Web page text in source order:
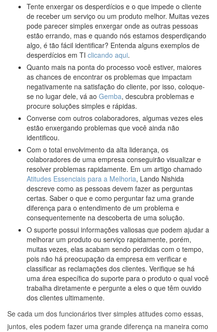
Tente enxergar os desperdícios e o que impede o cliente
de receber um serviço ou um produto melhor. Muitas vezes
pode parecer simples enxergar onde as outras pessoas
estão errando, mas e quando nós estamos desperdiçando
algo, é tão fácil identificar? Entenda alguns exemplos de
desperdícios em TI clicando aqui.
Quanto mais na ponta do processo você estiver, maiores
as chances de encontrar os problemas que impactam
negativamente na satisfação do cliente, por isso, coloque-
se no lugar dele, vá ao Gemba, descubra problemas e
procure soluções simples e rápidas.
Converse com outros colaboradores, algumas vezes eles
estão enxergando problemas que você ainda não
identificou.
Com o total envolvimento da alta liderança, os
colaboradores de uma empresa conseguirão visualizar e
resolver problemas rapidamente. Em um artigo chamado
Atitudes Essenciais para a Melhoria, Lando Nishida
descreve como as pessoas devem fazer as perguntas
certas. Saber o que e como perguntar faz uma grande
diferença para o entendimento de um problema e
consequentemente na descoberta de uma solução.
O suporte possui informações valiosas que podem ajudar a
melhorar um produto ou serviço rapidamente, porém,
muitas vezes, elas acabam sendo perdidas com o tempo,
pois não há preocupação da empresa em verificar e
classificar as reclamações dos clientes. Verifique se há
uma área específica do suporte para o produto o qual você
trabalha diretamente e pergunte a eles o que têm ouvido
dos clientes ultimamente.
Se cada um dos funcionários tiver simples atitudes como essas,
juntos, eles podem fazer uma grande diferença na maneira como